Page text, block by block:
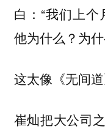
白：“我们上
他为什么？为
这太像《无间道
崔灿把大公司